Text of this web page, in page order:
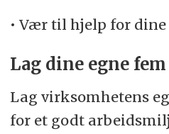
• Vær til hjelp for
Lag dine egne
Lag virksomhetens
for et godt